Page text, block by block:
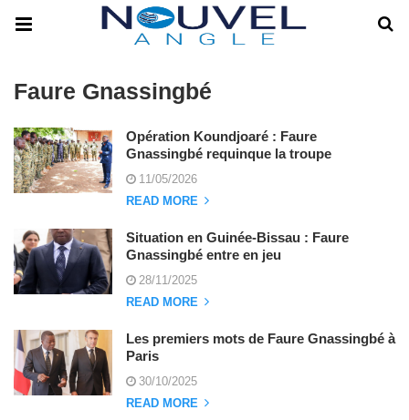
Faure Gnassingbé
Opération Koundjoaré : Faure
Gnassingbé requinque la troupe
11/05/2026
READ MORE
Situation en Guinée-Bissau : Faure
Gnassingbé entre en jeu
28/11/2025
READ MORE
Les premiers mots de Faure Gnassingbé à
Paris
30/10/2025
READ MORE